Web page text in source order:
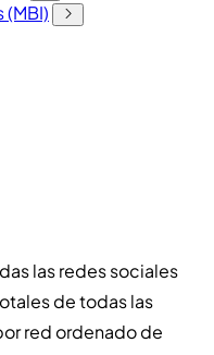
las redes sociales
de todas las
red ordenado de